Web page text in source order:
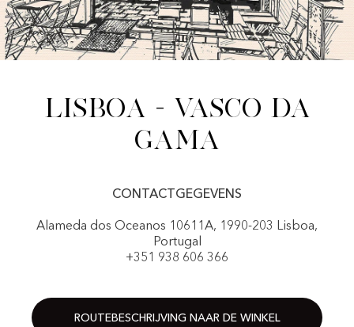
Lisboa - Vasco da
Gama
CONTACTGEGEVENS
Alameda dos Oceanos 10611A, 1990-203 Lisboa,
Portugal
+351 938 606 366
ROUTEBESCHRIJVING NAAR DE WINKEL